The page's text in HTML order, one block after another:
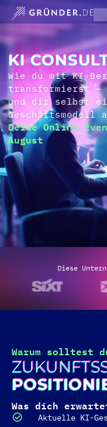
KI
Wie du mit KI-
transformierst –
und dir selbst
Geschäftsmodell
Deine Online
August
Diese
Warum solltest
Was dich
Aktuelle KI-